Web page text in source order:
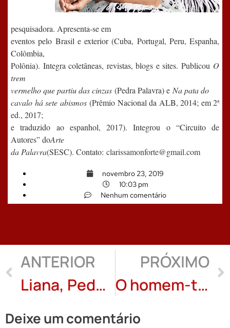
pesquisadora. Apresenta-se em
eventos pelo Brasil e exterior (Cuba, Portugal, Peru, Espanha,
Colômbia,
Polônia). Integra coletâneas, revistas, blogs e sites. Publicou O
trem
vermelho que partiu das cinzas (Pedra Palavra) e Na pata do
cavalo há sete abismos(Prêmio Nacional da ALB, 2014; em 2ª
ed., 2017;
e traduzido ao espanhol, 2017). Integrou o “Circuito de
Autores” doArte
da Palavra(SESC). Contato: clarissamonforte@gmail.com
novembro 23, 2019
10:03 pm
Nenhum comentário
ANTERIOR
Liana, Pedófila, Sim, Criminosa, Não: Tereza Du’Zai
PRÓXIMO
O homem-tijubina, poema de Carvalho Junior/tradução de Antonio Torres
Deixe um comentário